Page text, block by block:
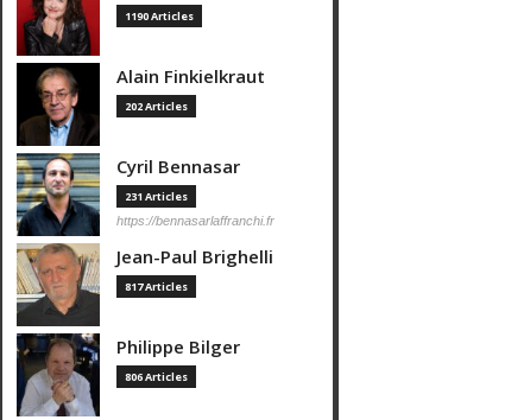
1190 Articles
Alain Finkielkraut
202 Articles
Cyril Bennasar
231 Articles
https://bennasarlaffranchi.fr
Jean-Paul Brighelli
817 Articles
Philippe Bilger
806 Articles